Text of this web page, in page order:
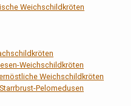
Weichschildkröten
Weichschildkröten
Weichschildkröten
Pelomedusen